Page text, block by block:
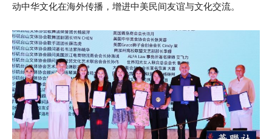
动中华文化在海外传播，增进中美民间友谊与文化交流。